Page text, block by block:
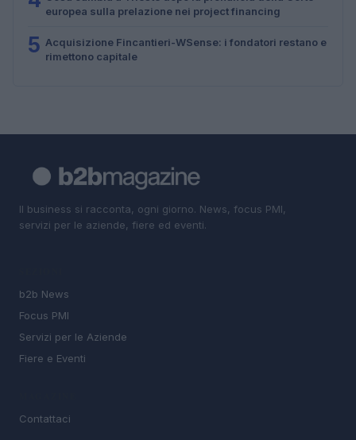
europea sulla prelazione nei project financing
5 Acquisizione Fincantieri-WSense: i fondatori restano e
rimettono capitale
Il business si racconta, ogni giorno. News, focus PMI,
servizi per le aziende, fiere ed eventi.
b2b News
Focus PMI
Servizi per le Aziende
Fiere e Eventi
Contattaci